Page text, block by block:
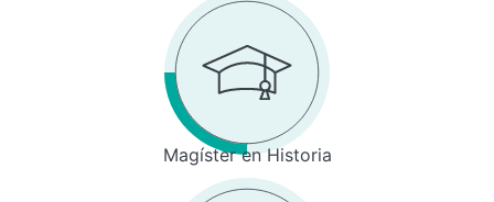
Magíster en Historia